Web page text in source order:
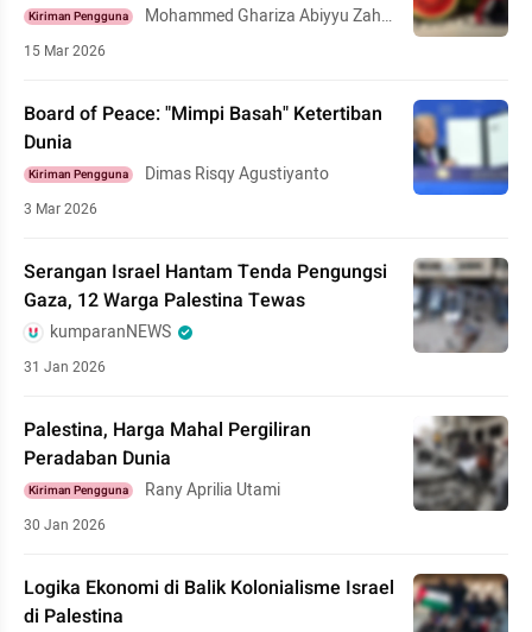
Kiriman Pengguna
Mohammed Ghariza Abiyyu Zahr
15 Mar 2026
Board of Peace: "Mimpi Basah" Ketertiban
Dunia
Kiriman Pengguna Dimas Risqy Agustiyanto
3 Mar 2026
Serangan Israel Hantam Tenda Pengungsi
Gaza, 12 Warga Palestina Tewas
kumparanNEWS
31 Jan 2026
Palestina, Harga Mahal Pergiliran
Peradaban Dunia
Kiriman Pengguna Rany Aprilia Utami
30 Jan 2026
Logika Ekonomi di Balik Kolonialisme Israel
di Palestina